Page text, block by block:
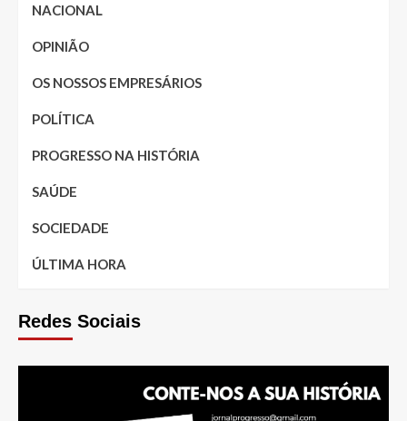
NACIONAL
OPINIÃO
OS NOSSOS EMPRESÁRIOS
POLÍTICA
PROGRESSO NA HISTÓRIA
SAÚDE
SOCIEDADE
ÚLTIMA HORA
Redes Sociais